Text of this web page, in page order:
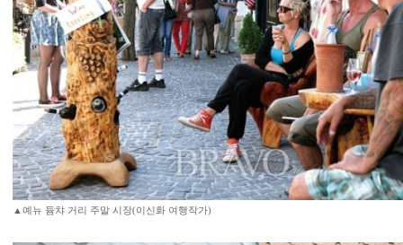
▲예뉴 듐챠 거리 주말 시장(이신화 여행작가)